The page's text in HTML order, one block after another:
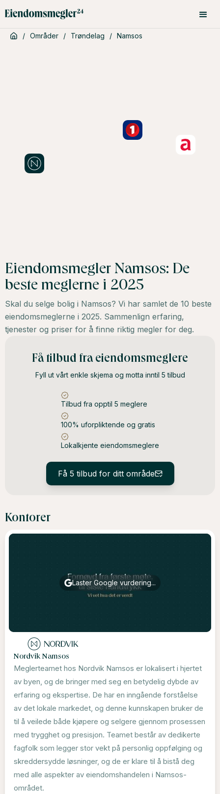
/ Områder / Trøndelag / Namsos
Eiendomsmegler Namsos: De
beste meglerne i 2025
Skal du selge bolig i Namsos? Vi har samlet de 10 beste
eiendomsmeglerne i 2025. Sammenlign erfaring,
tjenester og priser for å finne riktig megler for deg.
Få tilbud fra eiendomsmeglere
Fyll ut vårt enkle skjema og motta inntil 5 tilbud
Tilbud fra opptil 5 meglere
100% uforpliktende og gratis
Lokalkjente eiendomsmeglere
Få 5 tilbud for ditt område
Kontorer
Laster Google vurdering...
Nordvik Namsos
Meglerteamet hos Nordvik Namsos er lokalisert i hjertet
av byen, og de bringer med seg en betydelig dybde av
erfaring og ekspertise. De har en inngående forståelse
av det lokale markedet, og denne kunnskapen bruker de
til å veilede både kjøpere og selgere gjennom prosessen
med trygghet og presisjon. Teamet består av dedikerte
fagfolk som legger stor vekt på personlig oppfølging og
skreddersydde løsninger, og de er klare til å bistå deg
med alle aspekter av eiendomshandelen i Namsos-
området.